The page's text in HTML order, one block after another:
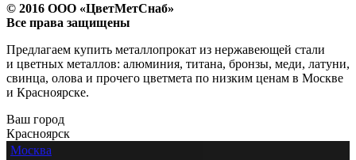
© 2016 ООО «ЦветМетСнаб»
Все права защищены
Предлагаем купить металлопрокат из нержавеющей стали
и цветных металлов: алюминия, титана, бронзы, меди, латуни,
свинца, олова и прочего цветмета по низким ценам в Москве
и Красноярске.
Ваш город
Красноярск
Москва